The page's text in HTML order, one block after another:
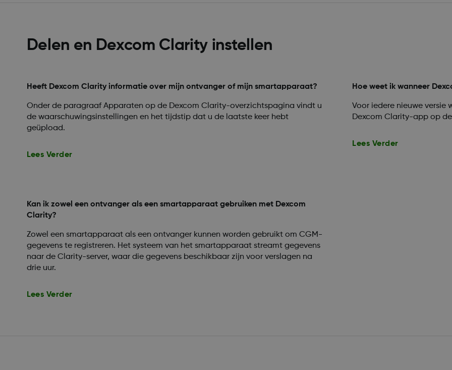
Delen en Dexcom Clarity instellen
Heeft Dexcom Clarity informatie over mijn ontvanger of mijn smartapparaat?
Onder de paragraaf Apparaten op de Dexcom Clarity-overzichtspagina vindt u
de waarschuwingsinstellingen en het tijdstip dat u de laatste keer hebt
geüpload.
Lees Verder
Hoe weet ik wanneer
Voor iedere nieuwe versie
Dexcom Clarity-app op
Lees Verder
Kan ik zowel een ontvanger als een smartapparaat gebruiken met Dexcom
Clarity?
Zowel een smartapparaat als een ontvanger kunnen worden gebruikt om CGM-
gegevens te registreren. Het systeem van het smartapparaat streamt gegevens
naar de Clarity-server, waar die gegevens beschikbaar zijn voor verslagen na
drie uur.
Lees Verder